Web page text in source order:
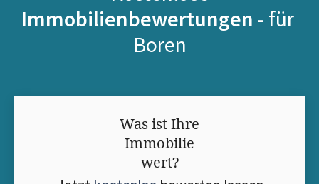
Immobilienbewertungen - für
Boren
Was ist Ihre
Immobilie
wert?